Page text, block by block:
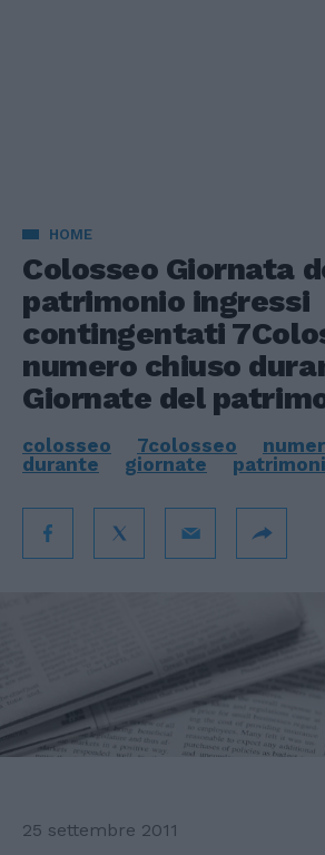
HOME
Colosseo Giornata
patrimonio ingressi
contingentati
numero chiuso
Giornate del
colosseo 7colosseo
durante
giornate
25 settembre 2011